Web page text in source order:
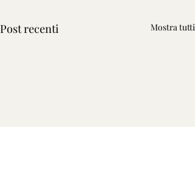
Post recenti Mostra tutti